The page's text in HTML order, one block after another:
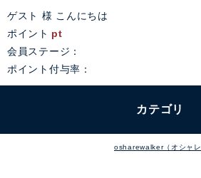
ゲスト 様 こんにちは
ポイント pt
会員ステージ：
ポイント付与率：
カテゴリ
osharewalker（オシャレ